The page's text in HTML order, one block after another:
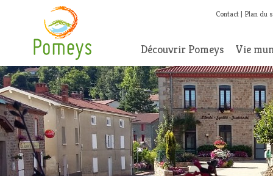
Contact Plan du
Découvrir Pomeys Vie